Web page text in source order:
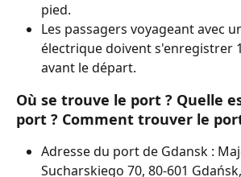
pied.
Les passagers voyageant avec
électrique doivent s'enregistrer
avant le départ.
Où se trouve le port ? Quelle
port ? Comment trouver le
Adresse du port de Gdansk :
Sucharskiego 70, 80-601